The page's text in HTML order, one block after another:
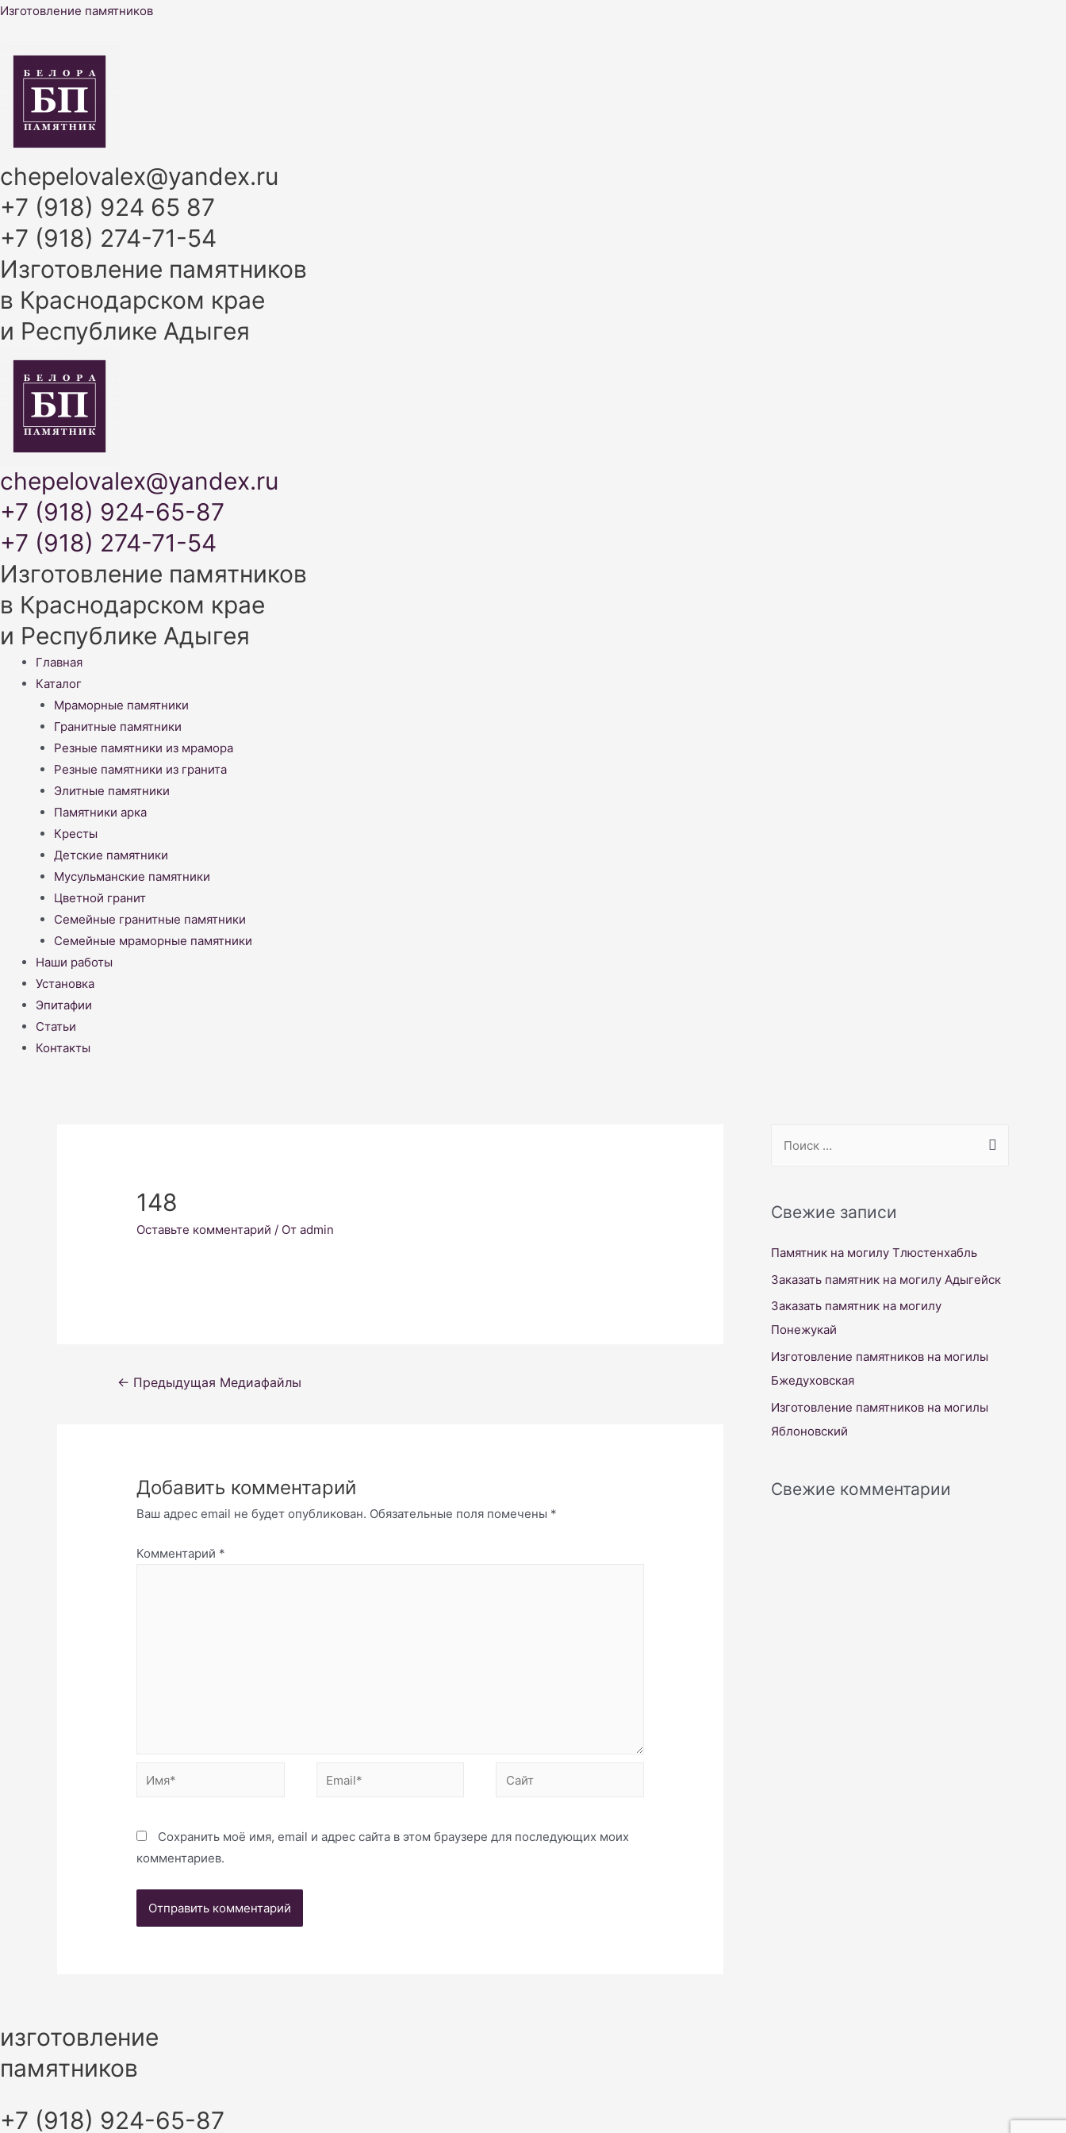
Перейти
содержимому
Изготовление памятников
chepelovalex@yandex.ru
+7 (918) 924 65 87
+7 (918) 274-71-54
Изготовление памятников
в Краснодарском крае
и Республике Адыгея
chepelovalex@yandex.ru
+7 (918) 924-65-87
+7 (918) 274-71-54
Изготовление памятников
в Краснодарском крае
и Республике Адыгея
Меню
Главная
Каталог
Мраморные памятники
Гранитные памятники
Резные памятники из мрамора
Резные памятники из гранита
Элитные памятники
Памятники арка
Кресты
Детские памятники
Мусульманские памятники
Цветной гранит
Семейные гранитные памятники
Семейные мраморные памятники
Наши работы
Установка
Эпитафии
Статьи
Контакты
148
Оставьте комментарий / От admin
Навигация
← Предыдущая Медиафайлы
Добавить комментарий
Ваш адрес email не будет опубликован. Обязательные поля помечены *
Комментарий *
Имя* Email* Сайт
Сохранить моё имя, email и адрес сайта в этом браузере для последующих моих
комментариев.
r
h
f
o
r
:
Свежие записи
Памятник на могилу Тлюстенхабль
Заказать памятник на могилу Адыгейск
Заказать памятник на могилу
Понежукай
Изготовление памятников на могилы
Бжедуховская
Изготовление памятников на могилы
Яблоновский
Свежие комментарии
изготовление
памятников
+7 (918) 924-65-87